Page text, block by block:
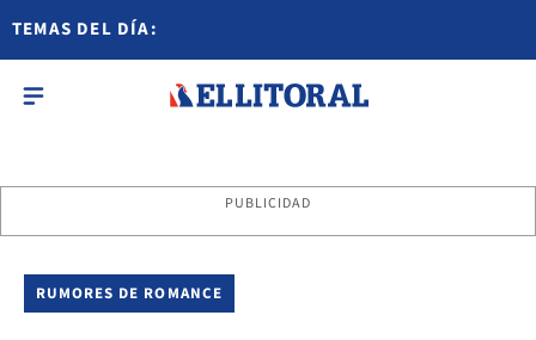
TEMAS DEL DÍA:
PUBLICIDAD
RUMORES DE ROMANCE